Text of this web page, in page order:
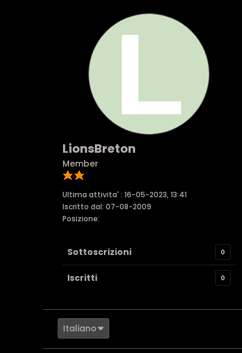
LionsBreton
Member
Ultima attivita' : 16-05-2023, 13:41
Iscritto dal: 07-08-2009
Posizione:
Sottoscrizioni 0
Iscritti 0
Italiano